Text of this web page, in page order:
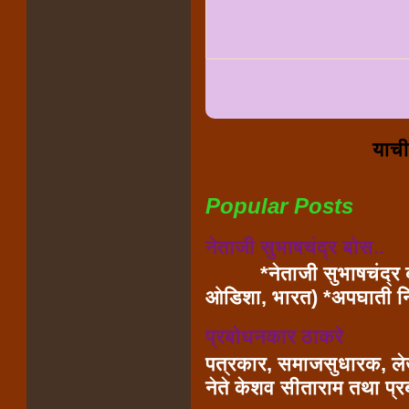
Popular Posts
नेताजी सुभाषचंद्र बोस..
*नेताजी सुभाषचंद्र
ओडिशा, भारत)
प्रबोधनकार ठाकरे
पत्रकार, समाजसुधारक,
नेते केशव सीताराम तथा